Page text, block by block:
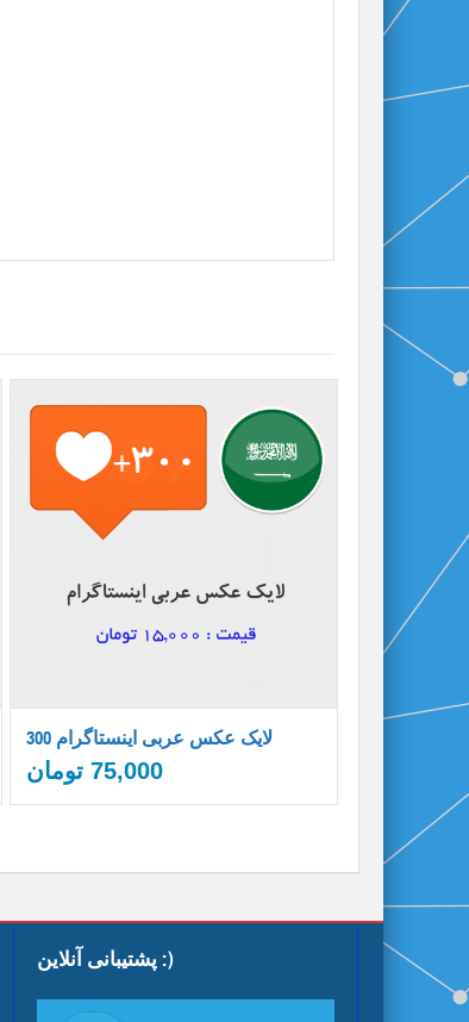
300 لایک عکس عربی اینستاگرام
75,000 تومان
پشتیبانی آنلاین :)